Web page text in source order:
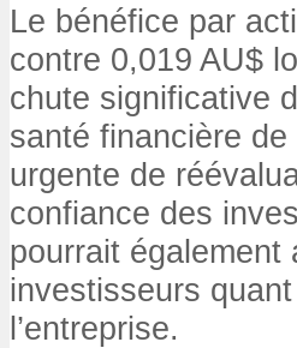
Le bénéfice par
contre 0,019 AU$
chute significative
santé financière
urgente de
confiance des
pourrait
investisseurs
l’entreprise.